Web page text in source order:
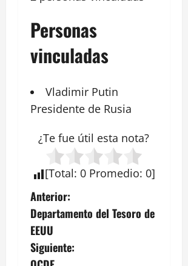
Personas
vinculadas
Vladimir Putin
Presidente de Rusia
¿Te fue útil esta nota?
[Total: 0 Promedio: 0]
N
a
v
Anterior:
Departamento del Tesoro de
EEUU
Siguiente: